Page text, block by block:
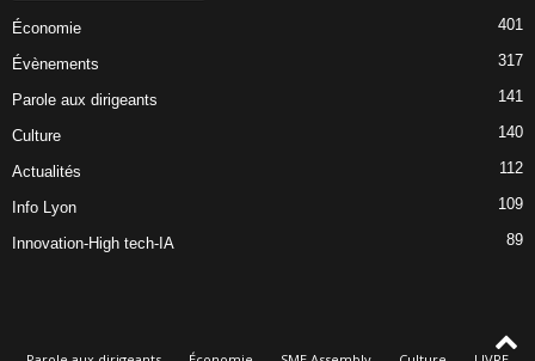
Économie 401
Évènements 317
Parole aux dirigeants 141
Culture 140
Actualités 112
Info Lyon 109
Innovation-High tech-IA 89